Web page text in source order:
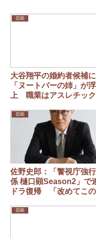
芸能
大谷翔平の婚約者候補に
「ヌートバーの姉」が浮
上 職業はアスレチッ
ーボール部
芸能
佐野史郎：「警視庁強
係 樋口顕Season2」で
ドラ復帰 「改めてこ
ことに感謝」
芸能